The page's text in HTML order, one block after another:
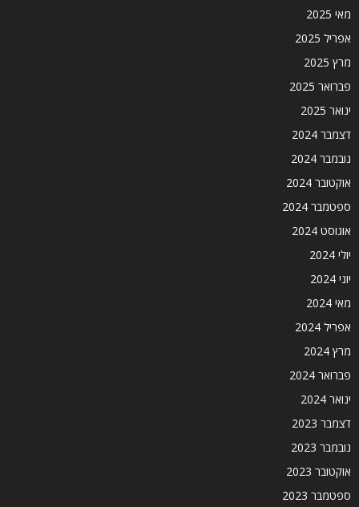
מאי 2025
אפריל 2025
מרץ 2025
פברואר 2025
ינואר 2025
דצמבר 2024
נובמבר 2024
אוקטובר 2024
ספטמבר 2024
אוגוסט 2024
יולי 2024
יוני 2024
מאי 2024
אפריל 2024
מרץ 2024
פברואר 2024
ינואר 2024
דצמבר 2023
נובמבר 2023
אוקטובר 2023
ספטמבר 2023